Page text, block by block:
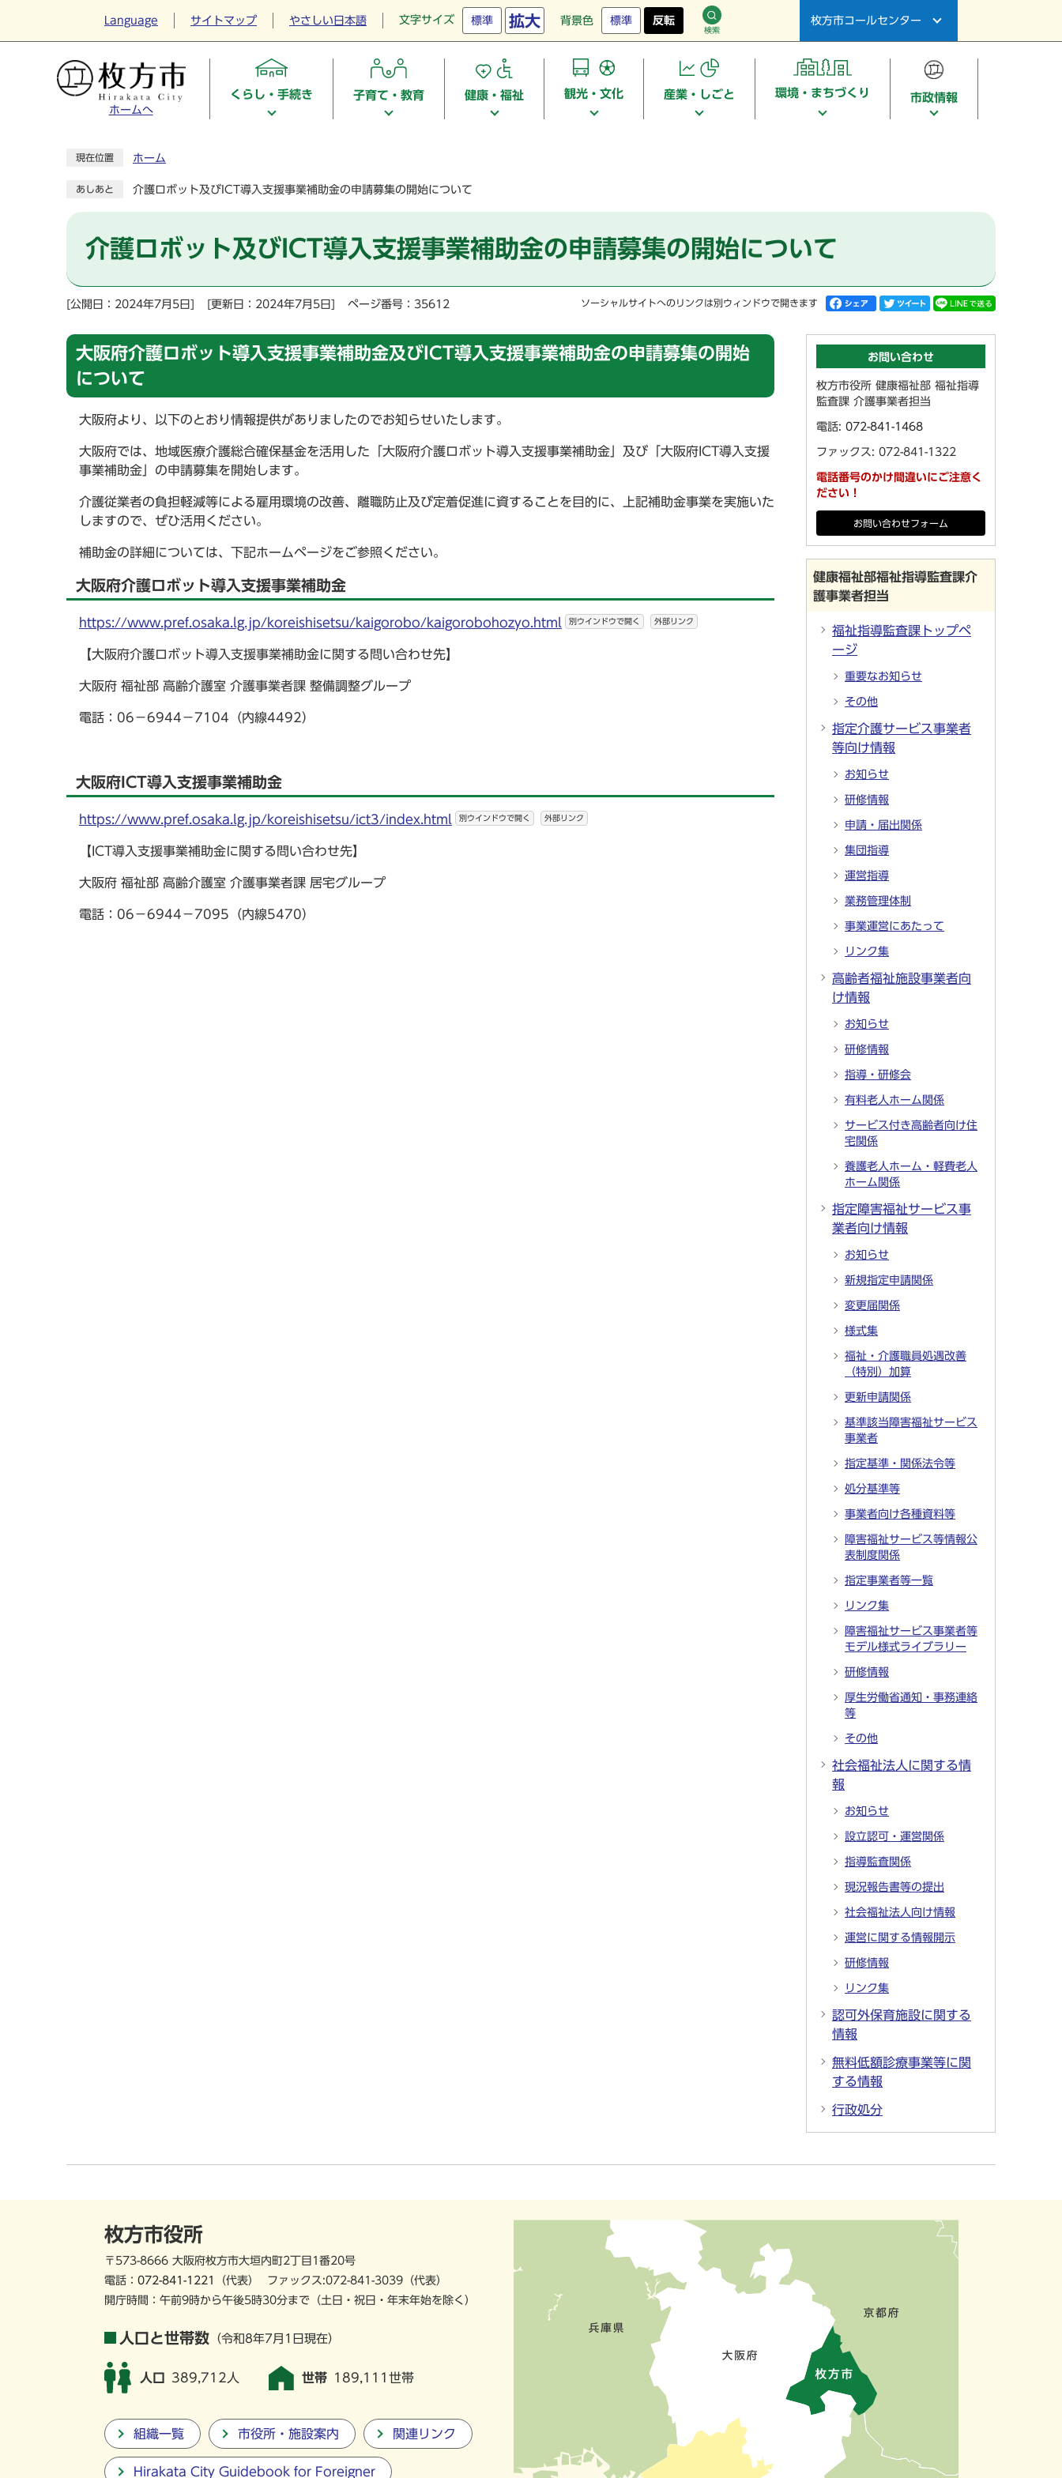
Language サイトマップ やさしい日本語 文字サイズ 標準 拡大 背景色 標準 反転
検索
枚方市コールセンター
ホームへ
くらし・手続き 子育て・教育 健康・福祉 観光・文化 産業・しごと 環境・まちづくり 市政情報
現在位置 ホーム
あしあと 介護ロボット及びICT導入支援事業補助金の申請募集の開始について
介護ロボット及びICT導入支援事業補助金の申請募集の開始について
[公開日：2024年7月5日] [更新日：2024年7月5日] ページ番号：35612 ソーシャルサイトへのリンクは別ウィンドウで開きます
大阪府介護ロボット導入支援事業補助金及びICT導入支援事業補助金の申請募集の開始
について
大阪府より、以下のとおり情報提供がありましたのでお知らせいたします。
大阪府では、地域医療介護総合確保基金を活用した「大阪府介護ロボット導入支援事業補助金」及び「大阪府ICT導入支援
事業補助金」の申請募集を開始します。
介護従業者の負担軽減等による雇用環境の改善、離職防止及び定着促進に資することを目的に、上記補助金事業を実施いた
しますので、ぜひ活用ください。
補助金の詳細については、下記ホームページをご参照ください。
大阪府介護ロボット導入支援事業補助金
https://www.pref.osaka.lg.jp/koreishisetsu/kaigorobo/kaigorobohozyo.html 別ウインドウで開く 外部リンク
【大阪府介護ロボット導入支援事業補助金に関する問い合わせ先】
大阪府 福祉部 高齢介護室 介護事業者課 整備調整グループ
電話：06－6944－7104（内線4492）
大阪府ICT導入支援事業補助金
https://www.pref.osaka.lg.jp/koreishisetsu/ict3/index.html 別ウインドウで開く 外部リンク
【ICT導入支援事業補助金に関する問い合わせ先】
大阪府 福祉部 高齢介護室 介護事業者課 居宅グループ
電話：06－6944－7095（内線5470）
お問い合わせ
枚方市役所 健康福祉部 福祉指導
監査課 介護事業者担当
電話: 072-841-1468
ファックス: 072-841-1322
電話番号のかけ間違いにご注意く
ださい！
お問い合わせフォーム
健康福祉部福祉指導監査課介
護事業者担当
福祉指導監査課トップペ
ージ
重要なお知らせ
その他
指定介護サービス事業者
等向け情報
お知らせ
研修情報
申請・届出関係
集団指導
運営指導
業務管理体制
事業運営にあたって
リンク集
高齢者福祉施設事業者向
け情報
お知らせ
研修情報
指導・研修会
有料老人ホーム関係
サービス付き高齢者向け住
宅関係
養護老人ホーム・軽費老人
ホーム関係
指定障害福祉サービス事
業者向け情報
お知らせ
新規指定申請関係
変更届関係
様式集
福祉・介護職員処遇改善
（特別）加算
更新申請関係
基準該当障害福祉サービス
事業者
指定基準・関係法令等
処分基準等
事業者向け各種資料等
障害福祉サービス等情報公
表制度関係
指定事業者等一覧
リンク集
障害福祉サービス事業者等
モデル様式ライブラリー
研修情報
厚生労働省通知・事務連絡
等
その他
社会福祉法人に関する情
報
お知らせ
設立認可・運営関係
指導監査関係
現況報告書等の提出
社会福祉法人向け情報
運営に関する情報開示
研修情報
リンク集
認可外保育施設に関する
情報
無料低額診療事業等に関
する情報
行政処分
枚方市役所
〒573-8666 大阪府枚方市大垣内町2丁目1番20号
電話： 072-841-1221 （代表） ファックス:072-841-3039（代表）
開庁時間：午前9時から午後5時30分まで （土日・祝日・年末年始を除く）
人口と世帯数 （令和8年7月1日現在）
人口 389,712人 世帯 189,111世帯
組織一覧 市役所・施設案内 関連リンク
Hirakata City Guidebook for Foreigner